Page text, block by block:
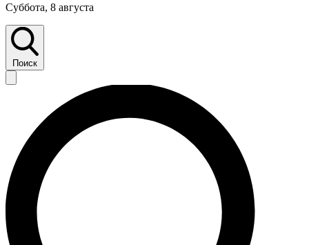
Суббота, 8 августа
Поиск